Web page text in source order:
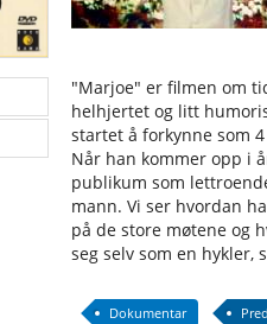
"Marjoe" er filmen om
helhjertet og litt
startet å forkynne som
Når han kommer opp i
publikum som
mann. Vi ser hvordan
på de store møtene og
seg selv som en hykler,
Dokumentar